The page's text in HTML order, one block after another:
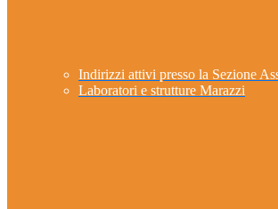
Indirizzi attivi presso la Sezione
Laboratori e strutture Marazzi